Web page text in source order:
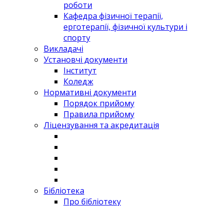
роботи
Кафедра фізичної терапії,
ерготерапії, фізичної культури і
спорту
Викладачі
Установчі документи
Інститут
Коледж
Нормативні документи
Порядок прийому
Правила прийому
Ліцензування та акредитація
Бібліотека
Про бібліотеку